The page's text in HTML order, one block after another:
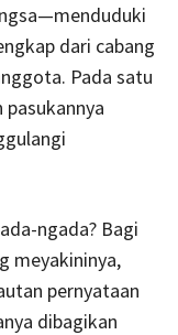
dari cabang
Pada satu
ngada? Bagi
meyakininya,
pernyataan
dibagikan